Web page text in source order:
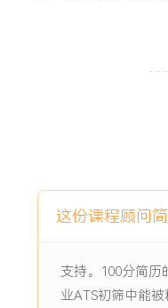
2.渠道协调：联系
4.数据收集：整理
项目业绩：
1.项目覆盖X所高
这份课程顾问
支持。100分简
业ATS初筛中能被